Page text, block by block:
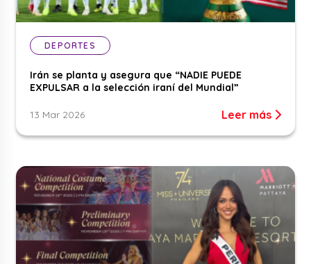
DEPORTES
Irán se planta y asegura que “NADIE PUEDE
EXPULSAR a la selección iraní del Mundial”
13 Mar 2026 Leer más